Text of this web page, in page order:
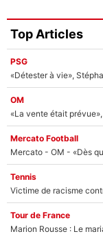
Top Articles
PSG
«Détester à vie»,
OM
«La vente était
Mercato Football
Tennis
Tour de France
Marion Rousse : Le